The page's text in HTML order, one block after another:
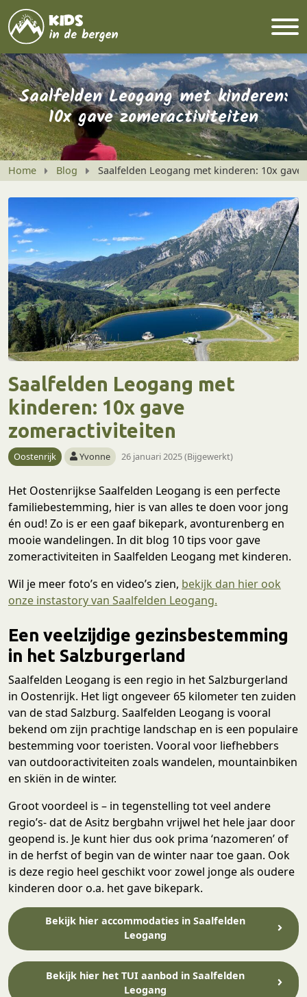
Saalfelden Leogang met kinderen:
10x gave zomeractiviteiten
Home Blog Saalfelden Leogang met kinderen: 10x
Saalfelden Leogang met
kinderen: 10x gave
zomeractiviteiten
Oostenrijk Yvonne 26 januari 2025 (Bijgewerkt)
Het Oostenrijkse Saalfelden Leogang is een perfecte
familiebestemming, hier is van alles te doen voor jong
én oud! Zo is er een gaaf bikepark, avonturenberg en
mooie wandelingen. In dit blog 10 tips voor gave
zomeractiviteiten in Saalfelden Leogang met kinderen.
Wil je meer foto’s en video’s zien, bekijk dan hier ook
onze instastory van Saalfelden Leogang.
Een veelzijdige gezinsbestemming
in het Salzburgerland
Saalfelden Leogang is een regio in het Salzburgerland
in Oostenrijk. Het ligt ongeveer 65 kilometer ten zuiden
van de stad Salzburg. Saalfelden Leogang is vooral
bekend om zijn prachtige landschap en is een populaire
bestemming voor toeristen. Vooral voor liefhebbers
van outdooractiviteiten zoals wandelen, mountainbiken
en skiën in de winter.
Groot voordeel is – in tegenstelling tot veel andere
regio’s- dat de Asitz bergbahn vrijwel het hele jaar door
geopend is. Je kunt hier dus ook prima ‘nazomeren’ of
in de herfst of begin van de winter naar toe gaan. Ook
is deze regio heel geschikt voor zowel jonge als oudere
kinderen door o.a. het gave bikepark.
Bekijk hier accommodaties in Saalfelden
Leogang
Bekijk hier het TUI aanbod in Saalfelden
Leogang